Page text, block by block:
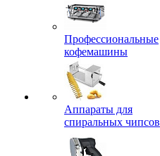
Профессиональные
кофемашины
Аппараты для
спиральных чипсов